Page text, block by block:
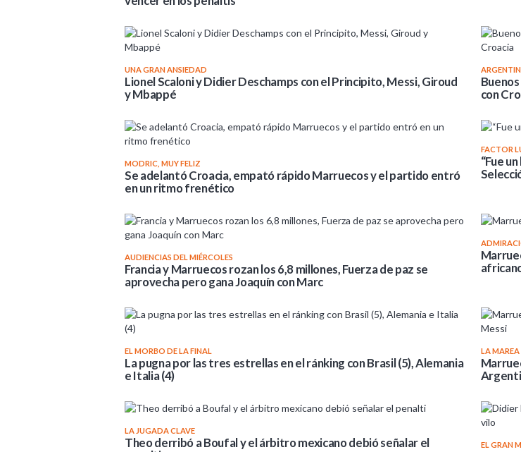
UNA GRAN ANSIEDAD
Lionel Scaloni y Didier Deschamps con el Principito, Messi, Giroud
y Mbappé
con
MODRIC, MUY FELIZ
Se adelantó Croacia, empató rápido Marruecos y el partido entró
en un ritmo frenético
FACTOR
“Fue
AUDIENCIAS DEL MIÉRCOLES
Francia y Marruecos rozan los 6,8 millones, Fuerza de paz se
aprovecha pero gana Joaquín con Marc
EL MORBO DE LA FINAL
La pugna por las tres estrellas en el ránking con Brasil (5), Alemania
e Italia (4)
LA
LA JUGADA CLAVE
Theo derribó a Boufal y el árbitro mexicano debió señalar el
EL GRAN